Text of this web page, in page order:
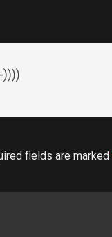
))))
fields are marked